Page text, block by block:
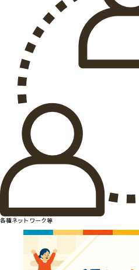
各種ネットワーク等